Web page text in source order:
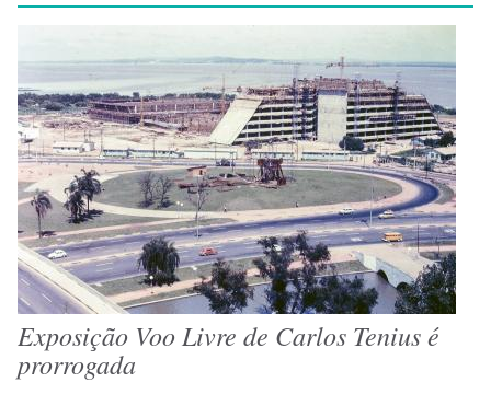
Exposição Voo Livre de Carlos Tenius é
prorrogada